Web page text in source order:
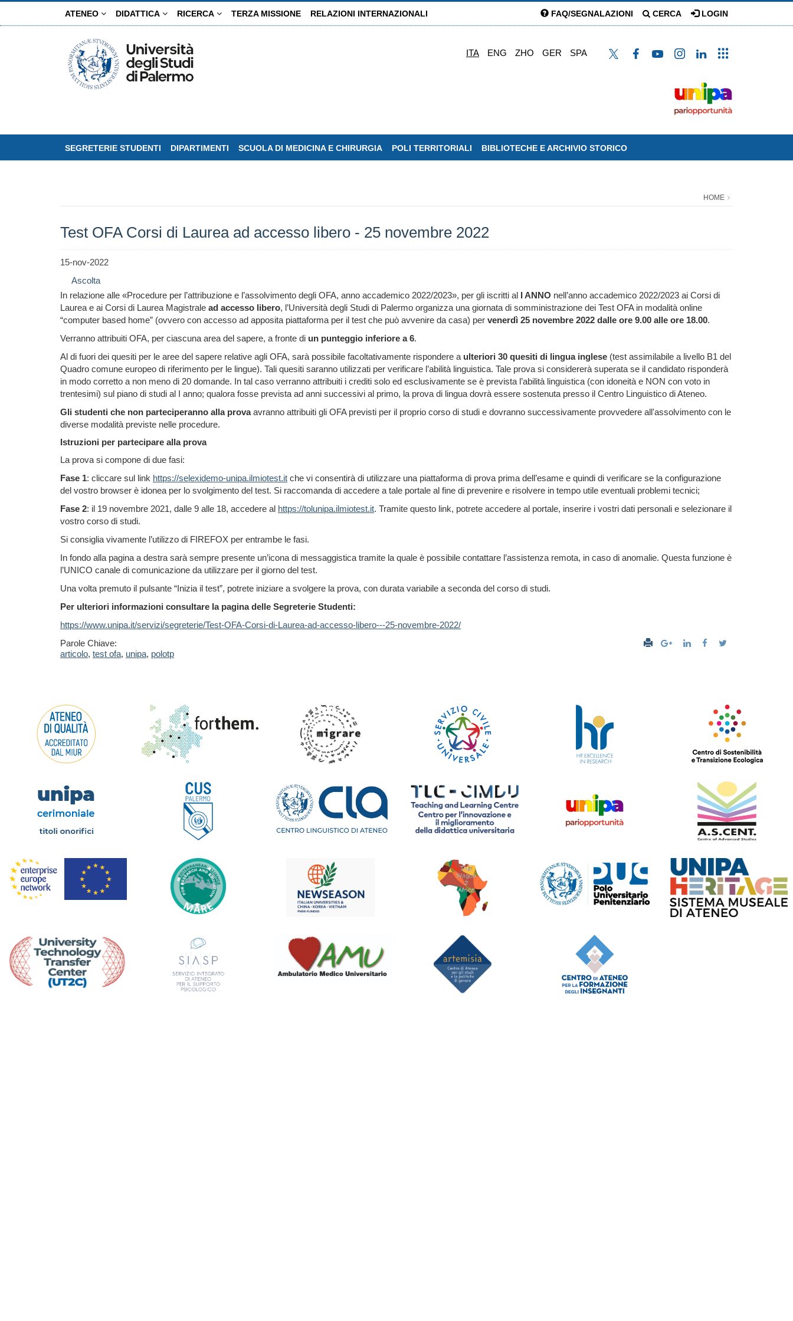
ATENEO DIDATTICA RICERCA TERZA MISSIONE RELAZIONI INTERNAZIONALI FAQ/SEGNALAZIONI CERCA LOGIN
ITA ENG ZHO GER SPA
SEGRETERIE STUDENTI DIPARTIMENTI SCUOLA DI MEDICINA E CHIRURGIA POLI TERRITORIALI BIBLIOTECHE E ARCHIVIO STORICO
HOME
Test OFA Corsi di Laurea ad accesso libero - 25 novembre 2022
15-nov-2022
Ascolta
In relazione alle «Procedure per l’attribuzione e l’assolvimento degli OFA, anno accademico 2022/2023», per gli iscritti al I ANNO nell’anno accademico 2022/2023 ai Corsi di
Laurea e ai Corsi di Laurea Magistrale ad accesso libero, l’Università degli Studi di Palermo organizza una giornata di somministrazione dei Test OFA in modalità online
“computer based home” (ovvero con accesso ad apposita piattaforma per il test che può avvenire da casa) per venerdì 25 novembre 2022 dalle ore 9.00 alle ore 18.00.
Verranno attribuiti OFA, per ciascuna area del sapere, a fronte di un punteggio inferiore a 6.
Al di fuori dei quesiti per le aree del sapere relative agli OFA, sarà possibile facoltativamente rispondere a ulteriori 30 quesiti di lingua inglese (test assimilabile a livello B1 del
Quadro comune europeo di riferimento per le lingue). Tali quesiti saranno utilizzati per verificare l’abilità linguistica. Tale prova si considererà superata se il candidato risponderà
in modo corretto a non meno di 20 domande. In tal caso verranno attribuiti i crediti solo ed esclusivamente se è prevista l’abilità linguistica (con idoneità e NON con voto in
trentesimi) sul piano di studi al I anno; qualora fosse prevista ad anni successivi al primo, la prova di lingua dovrà essere sostenuta presso il Centro Linguistico di Ateneo.
Gli studenti che non parteciperanno alla provaavranno attribuiti gli OFA previsti per il proprio corso di studi e dovranno successivamente provvedere all'assolvimento con le
diverse modalità previste nelle procedure.
Istruzioni per partecipare alla prova
La prova si compone di due fasi:
Fase 1: cliccare sul link https://selexidemo-unipa.ilmiotest.it che vi consentirà di utilizzare una piattaforma di prova prima dell’esame e quindi di verificare se la configurazione
del vostro browser è idonea per lo svolgimento del test. Si raccomanda di accedere a tale portale al fine di prevenire e risolvere in tempo utile eventuali problemi tecnici;
Fase 2: il 19 novembre 2021, dalle 9 alle 18, accedere al https://tolunipa.ilmiotest.it. Tramite questo link, potrete accedere al portale, inserire i vostri dati personali e selezionare il
vostro corso di studi.
Si consiglia vivamente l’utilizzo di FIREFOX per entrambe le fasi.
In fondo alla pagina a destra sarà sempre presente un’icona di messaggistica tramite la quale è possibile contattare l’assistenza remota, in caso di anomalie. Questa funzione è
l’UNICO canale di comunicazione da utilizzare per il giorno del test.
Una volta premuto il pulsante “Inizia il test”, potrete iniziare a svolgere la prova, con durata variabile a seconda del corso di studi.
Per ulteriori informazioni consultare la pagina delle Segreterie Studenti:
https://www.unipa.it/servizi/segreterie/Test-OFA-Corsi-di-Laurea-ad-accesso-libero---25-novembre-2022/
Parole Chiave:
articolo, test ofa, unipa, polotp